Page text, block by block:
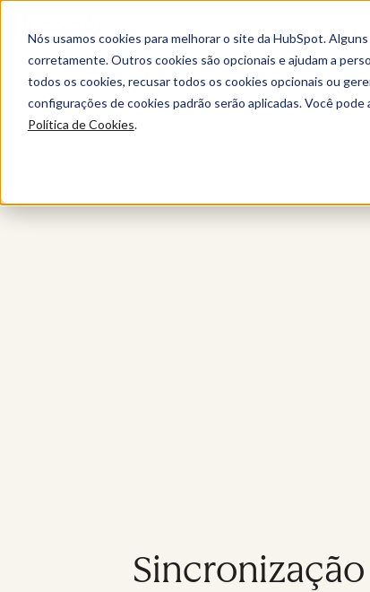
Nós usamos cookies para melhorar o site da HubSpot.
corretamente. Outros cookies são opcionais e ajudam a
todos os cookies, recusar todos os cookies opcionais ou
configurações de cookies padrão serão aplicadas. Você
Política de Cookies.
Data Hub